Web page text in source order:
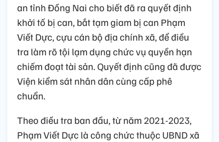
an tỉnh Đồng Nai cho biết đã ra quyết định
khởi tố bị can, bắt tạm giam bị can Phạm
Viết Dực, cựu cán bộ địa chính xã, để điều
tra làm rõ tội lạm dụng chức vụ quyền hạn
chiếm đoạt tài sản. Quyết định cũng đã được
Viện kiểm sát nhân dân cùng cấp phê
chuẩn.
Theo điều tra ban đầu, từ năm 2021-2023,
Phạm Viết Dực là công chức thuộc UBND xã